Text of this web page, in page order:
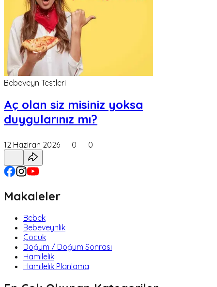
Bebeveyn Testleri
Aç olan siz misiniz yoksa
duygularınız mı?
12 Haziran 2026 0 0
Makaleler
Bebek
Bebeveynlik
Çocuk
Doğum / Doğum Sonrası
Hamilelik
Hamilelik Planlama